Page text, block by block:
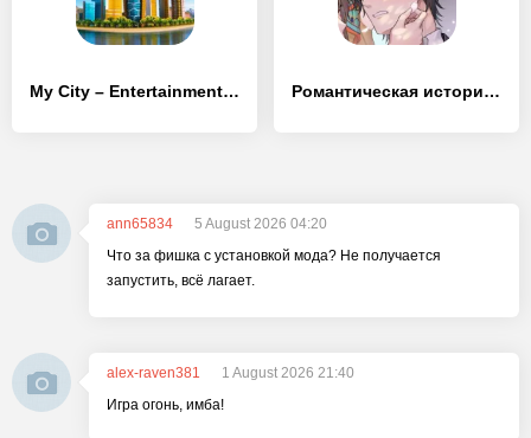
My City – Entertainment Tycoon Романтическая история любви
ann65834
5 August 2026 04:20
Что за фишка с установкой мода? Не получается
запустить, всё лагает.
alex-raven381
1 August 2026 21:40
Игра огонь, имба!